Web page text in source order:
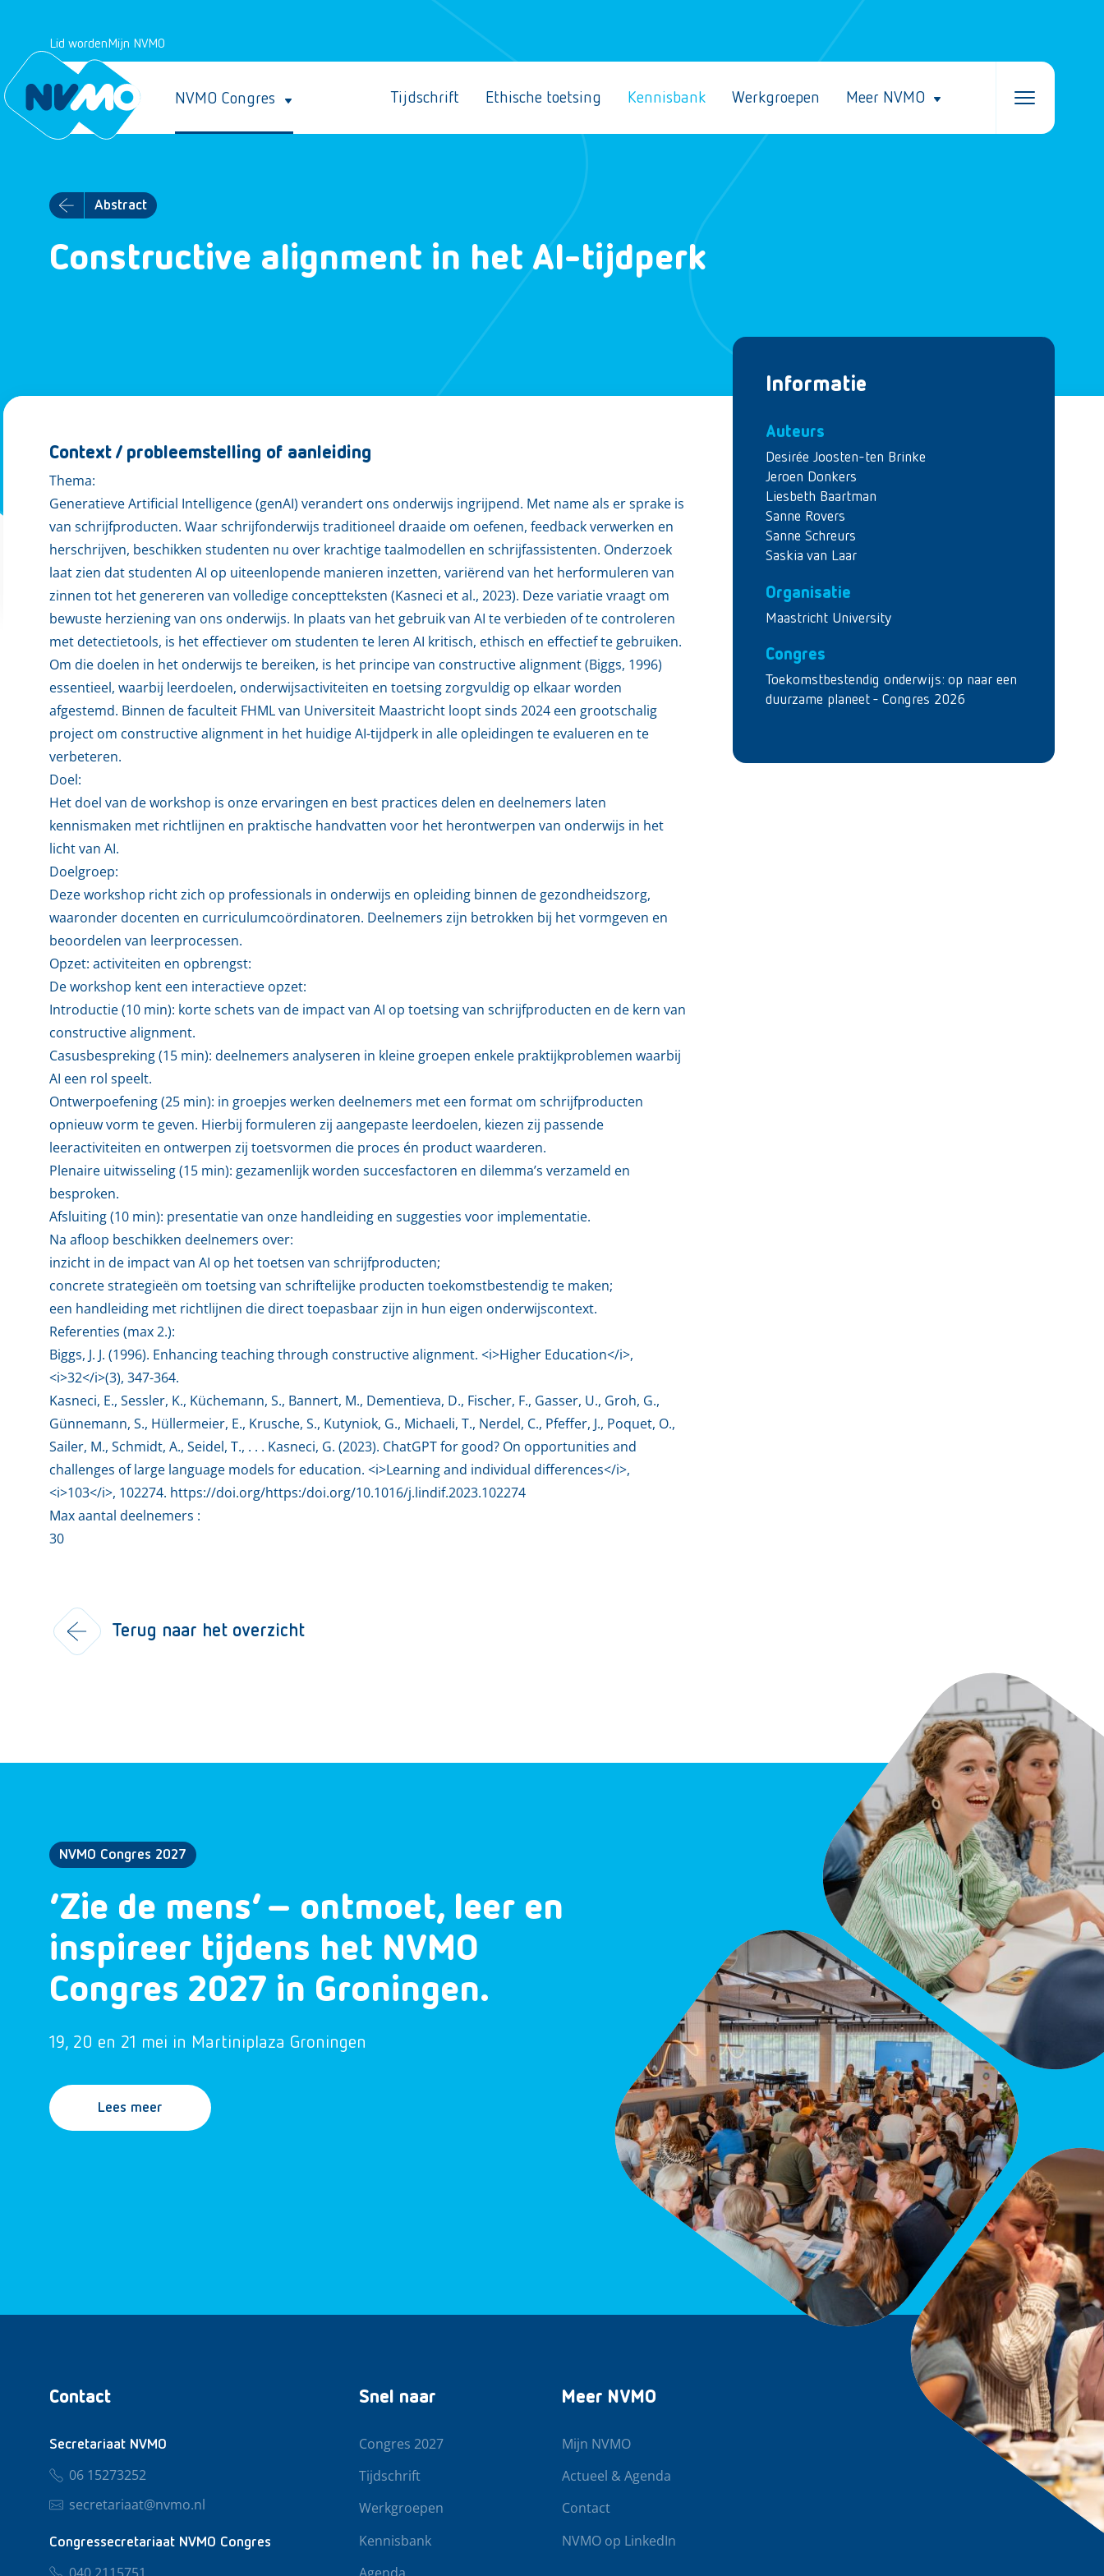
Lid wordenMijn NVMO
NVMO Congres Tijdschrift Ethische toetsing Kennisbank Werkgroepen Meer NVMO
Abstract
Constructive alignment in het AI-tijdperk
Informatie
Auteurs
Desirée Joosten-ten Brinke
Jeroen Donkers
Liesbeth Baartman
Sanne Rovers
Sanne Schreurs
Saskia van Laar
Organisatie
Maastricht University
Congres
Toekomstbestendig onderwijs: op naar een
duurzame planeet - Congres 2026
Context / probleemstelling of aanleiding
Thema:
Generatieve Artificial Intelligence (genAI) verandert ons onderwijs ingrijpend. Met name als er sprake is
van schrijfproducten. Waar schrijfonderwijs traditioneel draaide om oefenen, feedback verwerken en
herschrijven, beschikken studenten nu over krachtige taalmodellen en schrijfassistenten. Onderzoek
laat zien dat studenten AI op uiteenlopende manieren inzetten, variërend van het herformuleren van
zinnen tot het genereren van volledige conceptteksten (Kasneci et al., 2023). Deze variatie vraagt om
bewuste herziening van ons onderwijs. In plaats van het gebruik van AI te verbieden of te controleren
met detectietools, is het effectiever om studenten te leren AI kritisch, ethisch en effectief te gebruiken.
Om die doelen in het onderwijs te bereiken, is het principe van constructive alignment (Biggs, 1996)
essentieel, waarbij leerdoelen, onderwijsactiviteiten en toetsing zorgvuldig op elkaar worden
afgestemd. Binnen de faculteit FHML van Universiteit Maastricht loopt sinds 2024 een grootschalig
project om constructive alignment in het huidige AI-tijdperk in alle opleidingen te evalueren en te
verbeteren.
Doel:
Het doel van de workshop is onze ervaringen en best practices delen en deelnemers laten
kennismaken met richtlijnen en praktische handvatten voor het herontwerpen van onderwijs in het
licht van AI.
Doelgroep:
Deze workshop richt zich op professionals in onderwijs en opleiding binnen de gezondheidszorg,
waaronder docenten en curriculumcoördinatoren. Deelnemers zijn betrokken bij het vormgeven en
beoordelen van leerprocessen.
Opzet: activiteiten en opbrengst:
De workshop kent een interactieve opzet:
Introductie (10 min): korte schets van de impact van AI op toetsing van schrijfproducten en de kern van
constructive alignment.
Casusbespreking (15 min): deelnemers analyseren in kleine groepen enkele praktijkproblemen waarbij
AI een rol speelt.
Ontwerpoefening (25 min): in groepjes werken deelnemers met een format om schrijfproducten
opnieuw vorm te geven. Hierbij formuleren zij aangepaste leerdoelen, kiezen zij passende
leeractiviteiten en ontwerpen zij toetsvormen die proces én product waarderen.
Plenaire uitwisseling (15 min): gezamenlijk worden succesfactoren en dilemma’s verzameld en
besproken.
Afsluiting (10 min): presentatie van onze handleiding en suggesties voor implementatie.
Na afloop beschikken deelnemers over:
inzicht in de impact van AI op het toetsen van schrijfproducten;
concrete strategieën om toetsing van schriftelijke producten toekomstbestendig te maken;
een handleiding met richtlijnen die direct toepasbaar zijn in hun eigen onderwijscontext.
Referenties (max 2.):
Biggs, J. J. (1996). Enhancing teaching through constructive alignment. <i>Higher Education</i>,
<i>32</i>(3), 347-364.
Kasneci, E., Sessler, K., Küchemann, S., Bannert, M., Dementieva, D., Fischer, F., Gasser, U., Groh, G.,
Günnemann, S., Hüllermeier, E., Krusche, S., Kutyniok, G., Michaeli, T., Nerdel, C., Pfeffer, J., Poquet, O.,
Sailer, M., Schmidt, A., Seidel, T., . . . Kasneci, G. (2023). ChatGPT for good? On opportunities and
challenges of large language models for education. <i>Learning and individual differences</i>,
<i>103</i>, 102274. https://doi.org/https:/doi.org/10.1016/j.lindif.2023.102274
Max aantal deelnemers :
30
Terug naar het overzicht
NVMO Congres 2027
‘Zie de mens’ – ontmoet, leer en
inspireer tijdens het NVMO
Congres 2027 in Groningen.
19, 20 en 21 mei in Martiniplaza Groningen
Lees meer
Contact
Secretariaat NVMO
06 15273252
secretariaat@nvmo.nl
Congressecretariaat NVMO Congres
Snel naar
Congres 2027
Tijdschrift
Werkgroepen
Kennisbank
Meer NVMO
Mijn NVMO
Actueel & Agenda
Contact
NVMO op LinkedIn